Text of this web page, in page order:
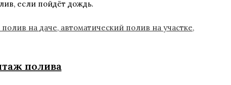
если пойдёт дождь.
полива